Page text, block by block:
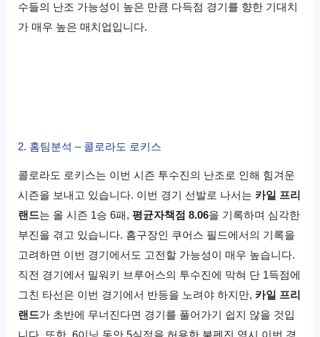
수들의 난조 가능성이 높은 만큼 다득점 경기를 향한 기대치
가 매우 높은 매치업입니다.
2. 홈팀분석 – 콜로라도 로키스
콜로라도 로키스는 이번 시즌 투수진의 난조로 인해 힘겨운
시즌을 보내고 있습니다. 이번 경기 선발로 나서는 카일 프리
랜드는 올 시즌 1승 6패,평균자책점 8.06을 기록하며 심각한
부진을 겪고 있습니다. 홈구장인 쿠어스 필드에서의 기록을
고려하면 이번 경기에서도 고전할 가능성이 매우 높습니다.
직전 경기에서 밀워키 브루어스의 투수진에 막혀 단 1득점에
그친 타선은 이번 경기에서 반등을 노려야 하지만, 카일 프리
랜드가 초반에 무너진다면 경기를 풀어가기 쉽지 않을 것입